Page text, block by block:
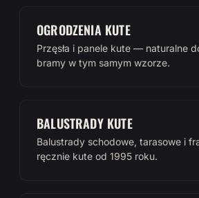
OGRODZENIA KUTE
Przęsła i panele kute — naturalne
bramy w tym samym wzorze.
BALUSTRADY KUTE
Balustrady schodowe, tarasowe i
ręcznie kute od 1995 roku.